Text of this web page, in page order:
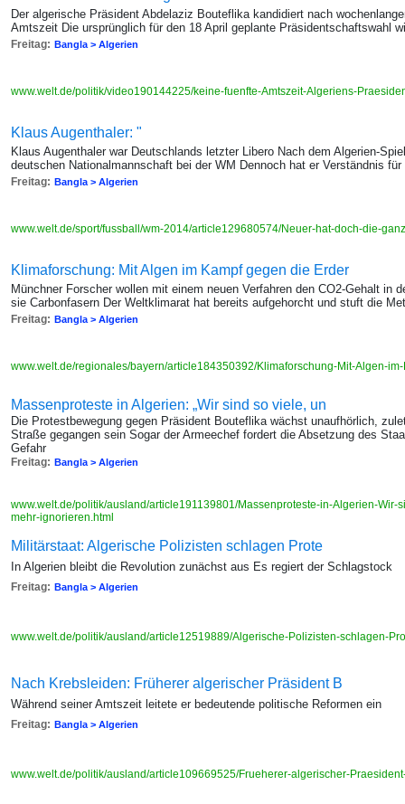
Der algerische Präsident Abdelaziz Bouteflika kandidiert nach
Amtszeit Die ursprünglich für den 18 April geplante Präsidentschaftswahl
Freitag: Bangla > Algerien
www.welt.de/politik/video190144225/keine-fuenfte-Amtszeit-Algeriens-
Klaus Augenthaler: "
Klaus Augenthaler war Deutschlands letzter Libero Nach dem Algerien-
deutschen Nationalmannschaft bei der WM Dennoch hat er Verständnis
Freitag: Bangla > Algerien
www.welt.de/sport/fussball/wm-2014/article129680574/Neuer-hat-doch-die-
Klimaforschung: Mit Algen im Kampf gegen die Erder
Münchner Forscher wollen mit einem neuen Verfahren den CO2-Gehalt in
sie Carbonfasern Der Weltklimarat hat bereits aufgehorcht und stuft die
Freitag: Bangla > Algerien
www.welt.de/regionales/bayern/article184350392/Klimaforschung-Mit-Algen-
Massenproteste in Algerien: „Wir sind so viele, un
Die Protestbewegung gegen Präsident Bouteflika wächst unaufhörlich,
Straße gegangen sein Sogar der Armeechef fordert die Absetzung des
Gefahr
Freitag: Bangla > Algerien
www.welt.de/politik/ausland/article191139801/Massenproteste-in-Algerien-
mehr-ignorieren.html
Militärstaat: Algerische Polizisten schlagen Prote
In Algerien bleibt die Revolution zunächst aus Es regiert der Schlagstock
Freitag: Bangla > Algerien
www.welt.de/politik/ausland/article12519889/Algerische-Polizisten-schlagen-
Nach Krebsleiden: Früherer algerischer Präsident B
Während seiner Amtszeit leitete er bedeutende politische Reformen ein
Freitag: Bangla > Algerien
www.welt.de/politik/ausland/article109669525/Frueherer-algerischer-